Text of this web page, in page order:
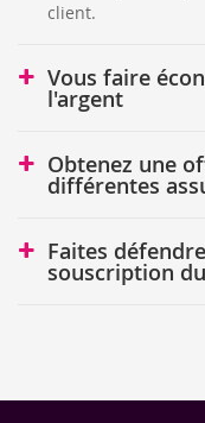
client.
Vous faire
l'argent
Obtenez une
différentes
Faites
souscription